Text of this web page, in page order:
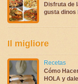
Disfruta de
gusta dinos
Il migliore
Recetas
Cómo
HOLA y